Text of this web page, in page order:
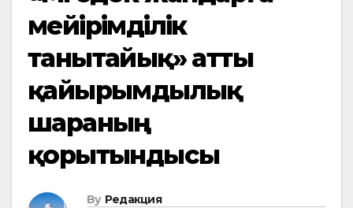
мейірімділік
танытайық» атты
қайырымдылық
шараның
қорытындысы
By Редакция